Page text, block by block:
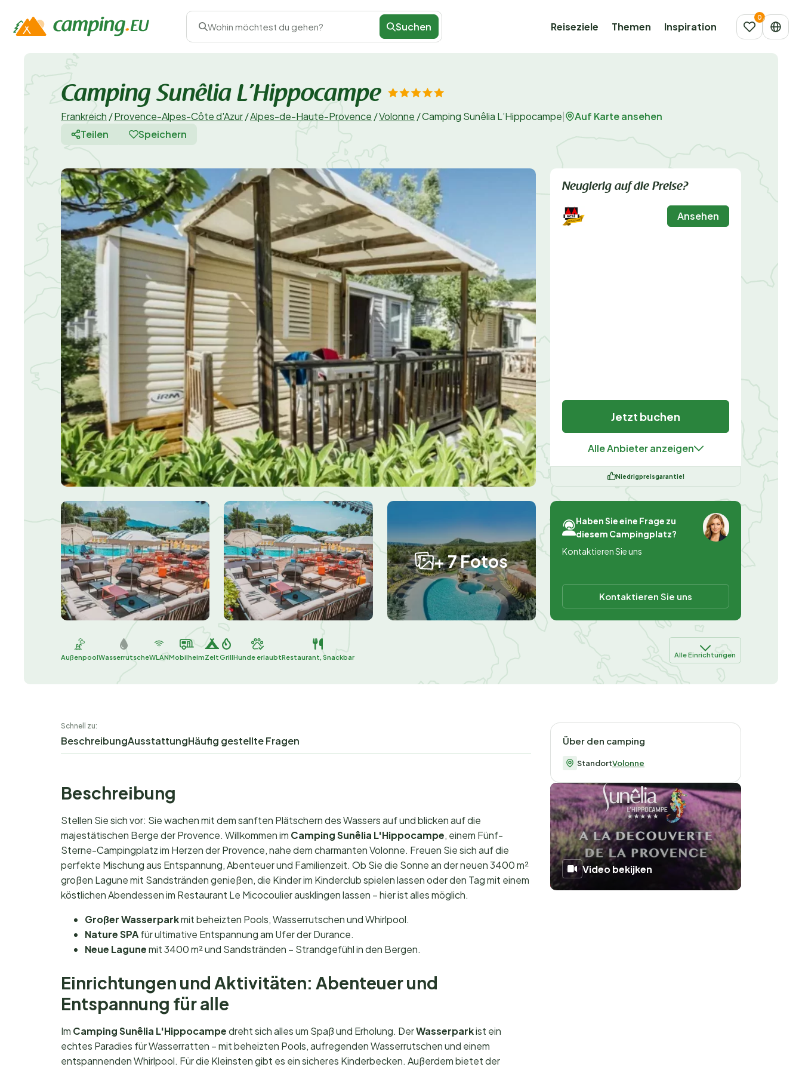
Wohin möchtest du gehen? Suchen Reiseziele Themen Inspiration
Camping Sunêlia L’Hippocampe
Frankreich /Provence-Alpes-Côte d'Azur/Alpes-de-Haute-Provence /Volonne /Camping Sunêlia L’Hippocampe
Auf Karte ansehen
Teilen
Speichern
+ 7 Fotos
Neugierig auf die Preise?
Ansehen
Jetzt buchen
Alle Anbieter anzeigen
Niedrigpreisgarantie!
Haben Sie eine Frage zu
diesem Campingplatz?
Kontaktieren Sie uns
Kontaktieren Sie uns
AußenpoolWasserrutscheWLANMobilheimZeltGrillHunde erlaubtRestaurant, Snackbar Alle Einrichtungen
Schnell zu:
BeschreibungAusstattungHäufig gestellte Fragen
Beschreibung
Stellen Sie sich vor: Sie wachen mit dem sanften Plätschern des Wassers auf und blicken auf die
majestätischen Berge der Provence. Willkommen im Camping Sunêlia L'Hippocampe, einem Fünf-
Sterne-Campingplatz im Herzen der Provence, nahe dem charmanten Volonne. Freuen Sie sich auf die
perfekte Mischung aus Entspannung, Abenteuer und Familienzeit. Ob Sie die Sonne an der neuen 3400 m²
großen Lagune mit Sandstränden genießen, die Kinder im Kinderclub spielen lassen oder den Tag mit einem
köstlichen Abendessen im Restaurant Le Micocoulier ausklingen lassen – hier ist alles möglich.
Großer Wasserparkmit beheizten Pools, Wasserrutschen und Whirlpool.
Nature SPAfür ultimative Entspannung am Ufer der Durance.
Neue Lagunemit 3400 m² und Sandstränden – Strandgefühl in den Bergen.
Einrichtungen und Aktivitäten: Abenteuer und
Entspannung für alle
Im Camping Sunêlia L'Hippocampedreht sich alles um Spaß und Erholung. DerWasserparkist ein
echtes Paradies für Wasserratten – mit beheizten Pools, aufregenden Wasserrutschen und einem
entspannenden Whirlpool. Für die Kleinsten gibt es ein sicheres Kinderbecken. Außerdem bietet der
Über den camping
StandortVolonne
Video bekijken